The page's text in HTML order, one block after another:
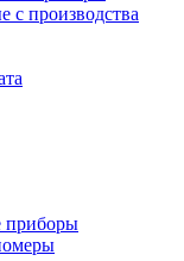
с производства
приборы